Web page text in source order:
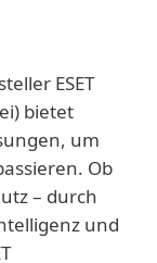
ESET
bietet
um
Ob
– durch
und